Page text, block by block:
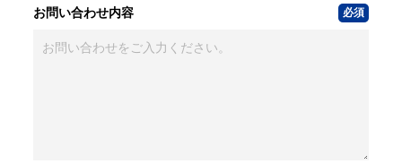
お問い合わせ内容